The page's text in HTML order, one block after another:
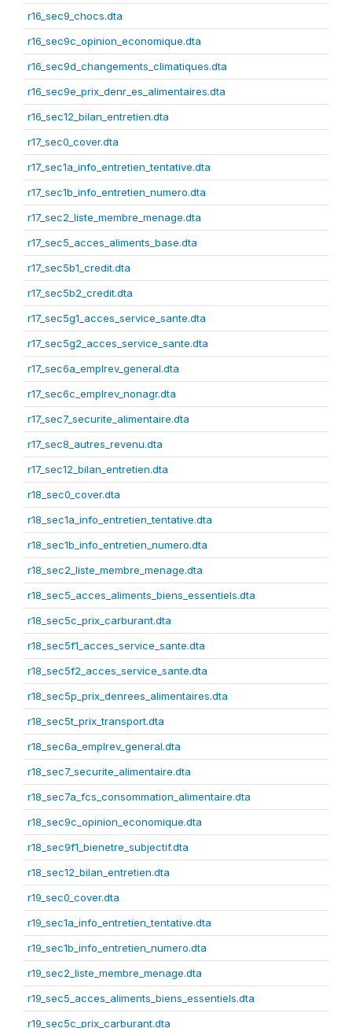
r16_sec9_chocs.dta
r16_sec9c_opinion_economique.dta
r16_sec9d_changements_climatiques.dta
r16_sec9e_prix_denr_es_alimentaires.dta
r16_sec12_bilan_entretien.dta
r17_sec0_cover.dta
r17_sec1a_info_entretien_tentative.dta
r17_sec1b_info_entretien_numero.dta
r17_sec2_liste_membre_menage.dta
r17_sec5_acces_aliments_base.dta
r17_sec5b1_credit.dta
r17_sec5b2_credit.dta
r17_sec5g1_acces_service_sante.dta
r17_sec5g2_acces_service_sante.dta
r17_sec6a_emplrev_general.dta
r17_sec6c_emplrev_nonagr.dta
r17_sec7_securite_alimentaire.dta
r17_sec8_autres_revenu.dta
r17_sec12_bilan_entretien.dta
r18_sec0_cover.dta
r18_sec1a_info_entretien_tentative.dta
r18_sec1b_info_entretien_numero.dta
r18_sec2_liste_membre_menage.dta
r18_sec5_acces_aliments_biens_essentiels.dta
r18_sec5c_prix_carburant.dta
r18_sec5f1_acces_service_sante.dta
r18_sec5f2_acces_service_sante.dta
r18_sec5p_prix_denrees_alimentaires.dta
r18_sec5t_prix_transport.dta
r18_sec6a_emplrev_general.dta
r18_sec7_securite_alimentaire.dta
r18_sec7a_fcs_consommation_alimentaire.dta
r18_sec9c_opinion_economique.dta
r18_sec9f1_bienetre_subjectif.dta
r18_sec12_bilan_entretien.dta
r19_sec0_cover.dta
r19_sec1a_info_entretien_tentative.dta
r19_sec1b_info_entretien_numero.dta
r19_sec2_liste_membre_menage.dta
r19_sec5_acces_aliments_biens_essentiels.dta
r19_sec5c_prix_carburant.dta